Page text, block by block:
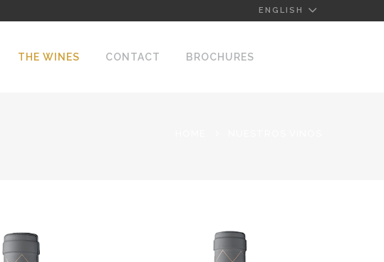
ENGLISH
THE WINES CONTACT BROCHURES